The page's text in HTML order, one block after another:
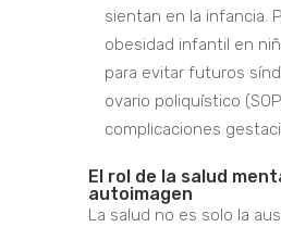
sientan en la infancia.
obesidad infantil en
para evitar futuros
ovario poliquístico
complicaciones
El rol de la salud
autoimagen
La salud no es solo la